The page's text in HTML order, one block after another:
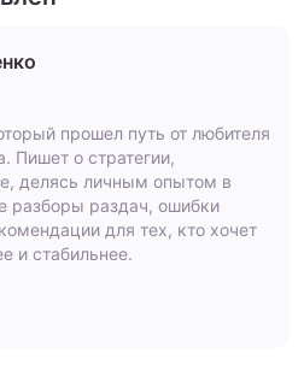
прошел путь от любителя
Пишет о стратегии,
делясь личным опытом в
раздач, ошибки
для тех, кто хочет
и стабильнее.